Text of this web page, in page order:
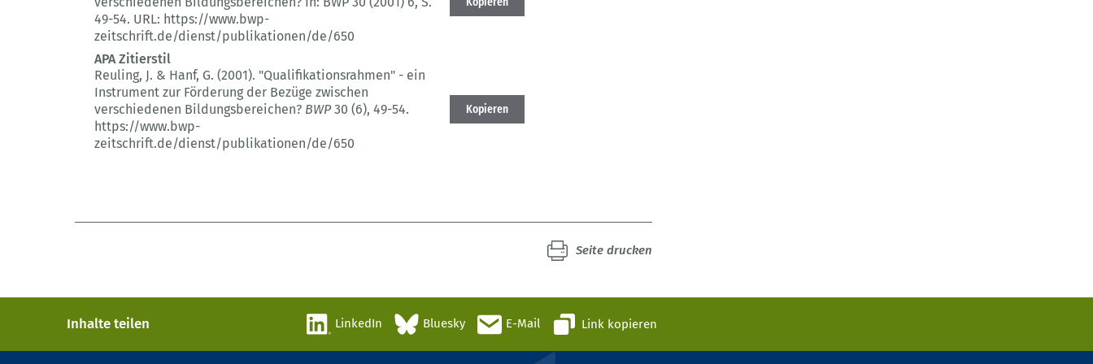
49-54. URL: https://www.bwp-
zeitschrift.de/dienst/publikationen/de/650
APA Zitierstil
Reuling, J. & Hanf, G. (2001). "Qualifikationsrahmen" - ein
Instrument zur Förderung der Bezüge zwischen
verschiedenen Bildungsbereichen? BWP30 (6), 49-54.
https://www.bwp-
zeitschrift.de/dienst/publikationen/de/650
Kopieren
Seite drucken
Inhalte teilen LinkedIn Bluesky E-Mail Link kopieren